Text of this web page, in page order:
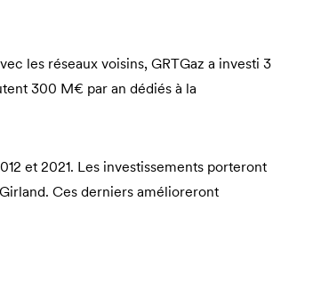
les réseaux voisins, GRTGaz a investi 3
300 M€ par an dédiés à la
et 2021. Les investissements porteront
Ces derniers amélioreront